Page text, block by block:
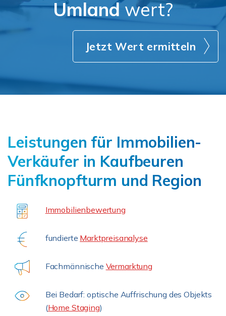
Umlandwert?
Jetzt Wert ermitteln
Leistungen für Immobilien-
Verkäufer in Kaufbeuren
Fünfknopfturm und Region
Immobilienbewertung
fundierte Marktpreisanalyse
Fachmännische Vermarktung
Bei Bedarf: optische Auffrischung des Objekts
(Home Staging)